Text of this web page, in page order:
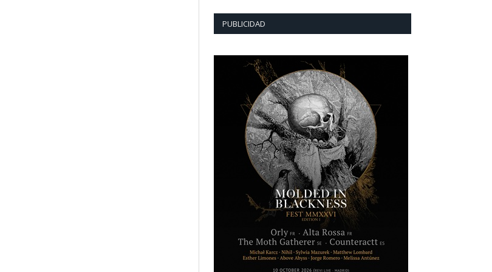
PUBLICIDAD